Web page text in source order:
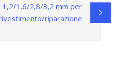
1,2/1,6/2,8/3,2 mm per
riparazione